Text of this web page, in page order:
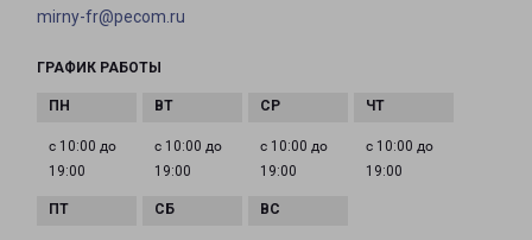
mirny-fr@pecom.ru
ГРАФИК РАБОТЫ
с 10:00 до
19:00
с 10:00 до
19:00
с 10:00 до
19:00
с 10:00 до
19:00